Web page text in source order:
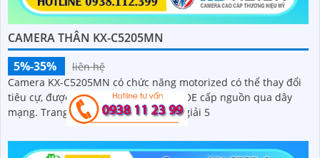
CAMERA THÂN KX-C5205MN
5%-35%
liên hệ
Camera KX-C5205MN có chức năng motorized có thể thay đổi
tiêu cự, được trang bị công nghệ IP POE cấp nguồn qua dây
mạng. Trang bị ống kính có độ phân giải 5